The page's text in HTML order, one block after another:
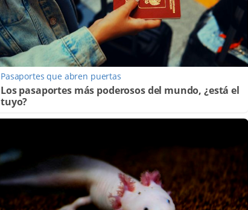
Pasaportes que abren puertas
Los pasaportes más poderosos del mundo, ¿está el
tuyo?